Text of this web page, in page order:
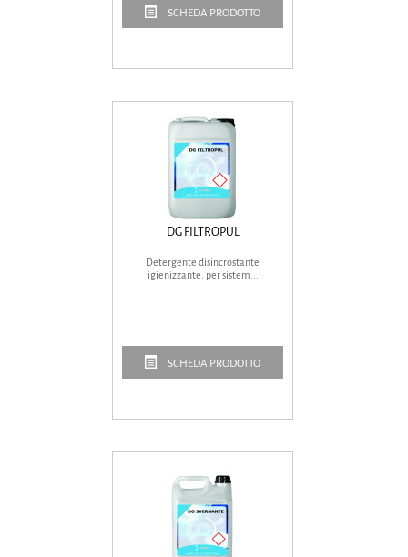
SCHEDA PRODOTTO
DG FILTROPUL
Detergente disincrostante
igienizzante. per sistem...
SCHEDA PRODOTTO